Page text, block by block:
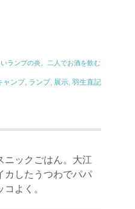
ランプの炎。二人でお酒を飲む
ャンプ, ランプ, 展示, 羽生直記
ニックごはん。大江
カしたうつわでパパ
コよく。